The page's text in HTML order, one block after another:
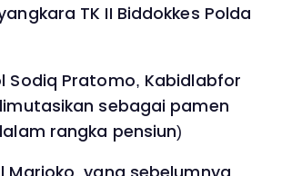
TK II Biddokkes Polda
Sodiq Pratomo, Kabidlabfor
sebagai pamen
rangka pensiun)